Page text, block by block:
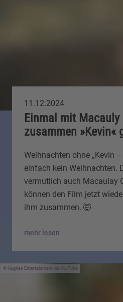
11.12.2024
Einmal mit Macauly
zusammen »Kevin«
Weihnachten ohne „Kevin
einfach kein Weihnachten.
vermutlich auch Macaulay
können den Film jetzt
ihm zusammen. 🤯
mehr lesen
Hughes Entertainment via YouTube